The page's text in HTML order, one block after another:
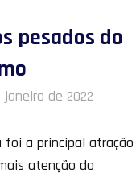
pesados do
janeiro de 2022
foi a principal atração
atenção do